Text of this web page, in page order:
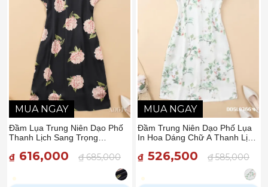
MUA NGAY
Đầm Lụa Trung Niên Dạo Phố
Thanh Lịch Sang Trọng
₫ 616,000 ₫ 685,000
MUA NGAY
Đầm Trung Niên Dạo Phố Lụa
In Hoa Dáng Chữ A Thanh Lịch
₫ 526,500 ₫ 585,000